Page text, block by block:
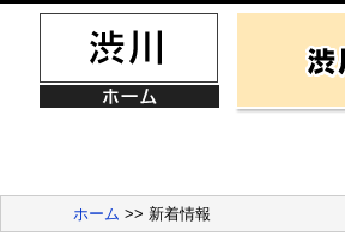
ホーム >> 新着情報